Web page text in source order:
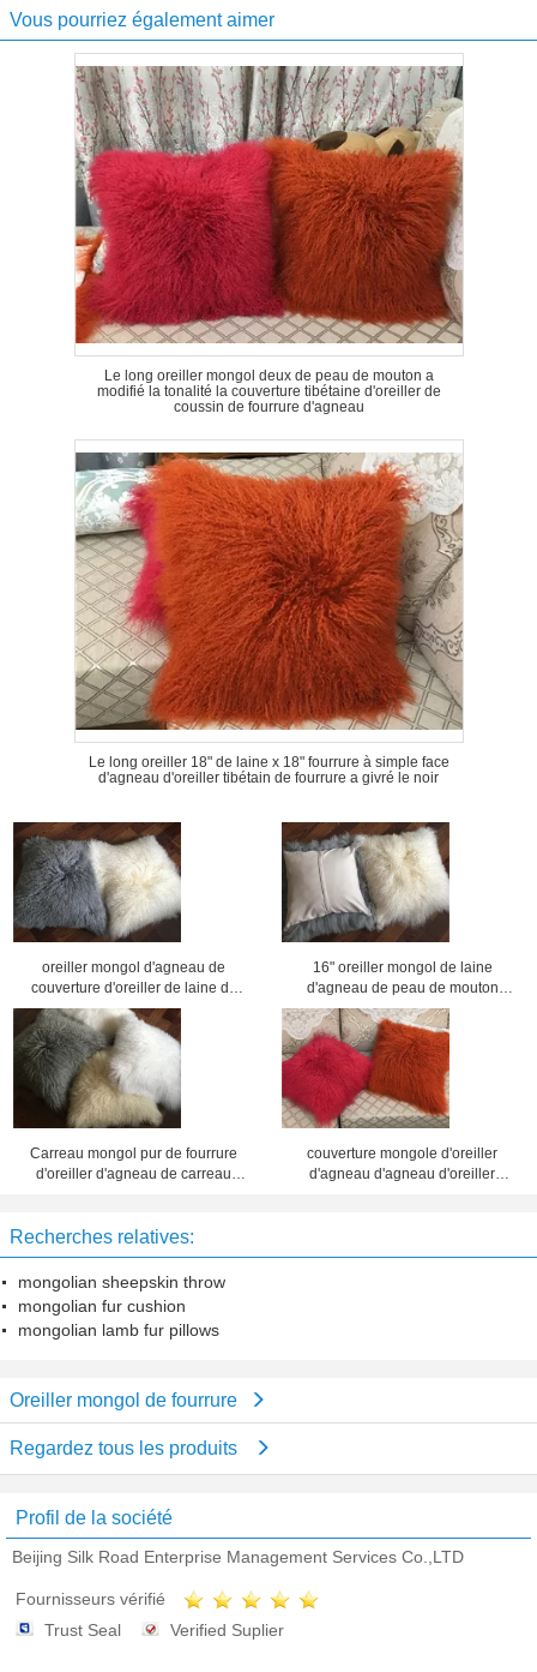
Vous pourriez également aimer
Le long oreiller mongol deux de peau de mouton a
modifié la tonalité la couverture tibétaine d'oreiller de
coussin de fourrure d'agneau
Le long oreiller 18" de laine x 18" fourrure à simple face
d'agneau d'oreiller tibétain de fourrure a givré le noir
oreiller mongol d'agneau de
couverture d'oreiller de laine de
laine de peau de mouton de caisse
bouclée d'oreiller
16" oreiller mongol de laine
d'agneau de peau de mouton
d'oreiller de peau de mouton de
laine de fourrure de taie d'oreiller
mongole de cuir
Carreau mongol pur de fourrure
d'oreiller d'agneau de carreau
couverture mongole d'oreiller
d'agneau d'agneau d'oreiller
Recherches relatives:
mongolian sheepskin throw
mongolian fur cushion
mongolian lamb fur pillows
Oreiller mongol de fourrure
Regardez tous les produits
Profil de la société
Beijing Silk Road Enterprise Management Services Co.,LTD
Fournisseurs vérifié
Trust Seal
Verified Suplier